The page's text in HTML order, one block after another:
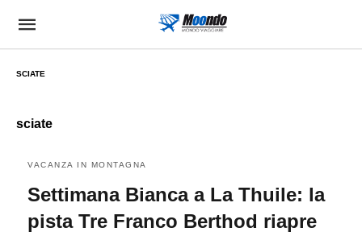
SCIATE
sciate
VACANZA IN MONTAGNA
Settimana Bianca a La Thuile: la
pista Tre Franco Berthod riapre